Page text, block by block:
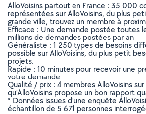
AlloVoisins partout en France : 35 000
représentées sur AlloVoisins, du plus
grande ville, trouvez un membre à
Efficace : Une demande postée toutes
millions de demandes postées par an
Généraliste : 1 250 types de besoins
possible sur AlloVoisins, du plus petit
projets.
Rapide : 10 minutes pour recevoir une
votre demande
Qualité / prix : 4 membres AlloVoisins
qu’AlloVoisins propose un bon rapport
* Données issues d’une enquête
échantillon de 5 671 personnes